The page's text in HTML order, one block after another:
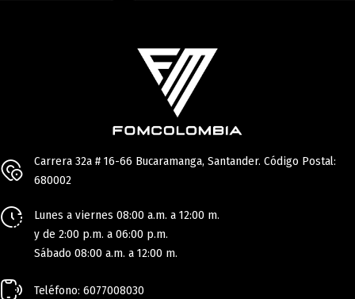
Carrera 32a # 16-66 Bucaramanga, Santander. Código Postal:
680002
Lunes a viernes 08:00 a.m. a 12:00 m.
y de 2:00 p.m. a 06:00 p.m.
Sábado 08:00 a.m. a 12:00 m.
Teléfono: 6077008030